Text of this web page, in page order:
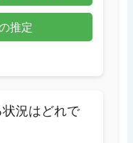
推定
況はどれで